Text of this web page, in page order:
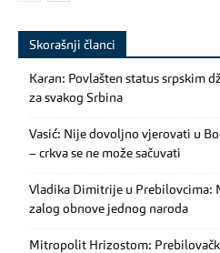
Skorašnji članci
Karan: Povlašten status srpskim
za svakog Srbina
Vasić: Nije dovoljno vjerovati u
– crkva se ne može sačuvati
Vladika Dimitrije u Prebilovcima:
zalog obnove jednog naroda
Mitropolit Hrizostom: